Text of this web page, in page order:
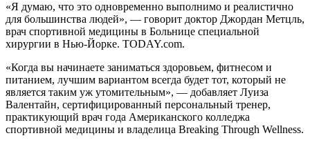
«Я думаю, что это одновременно выполнимо и реалистично
для большинства людей», — говорит доктор Джордан Метцль,
врач спортивной медицины в Больнице специальной
хирургии в Нью-Йорке. TODAY.com.
«Когда вы начинаете заниматься здоровьем, фитнесом и
питанием, лучшим вариантом всегда будет тот, который не
является таким уж утомительным», — добавляет Луиза
Валентайн, сертифицированный персональный тренер,
практикующий врач года Американского колледжа
спортивной медицины и владелица Breaking Through Wellness.